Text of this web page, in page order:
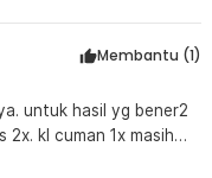
Membantu (1)
untuk hasil yg bener2
kl cuman 1x masih